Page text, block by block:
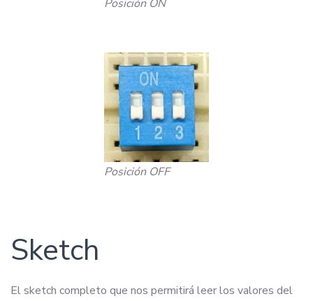
Posición ON
Posición OFF
Sketch
El sketch completo que nos permitirá leer los valores del